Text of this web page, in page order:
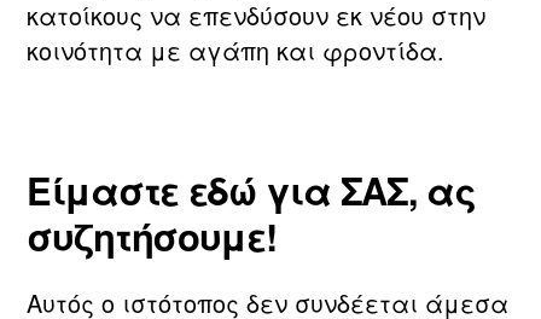
κατοίκους να επενδύσουν εκ νέου στην
κοινότητα με αγάπη και φροντίδα.
Είμαστε εδώ για ΣΑΣ, ας
συζητήσουμε!
Αυτός ο ιστότοπος δεν συνδέεται άμεσα